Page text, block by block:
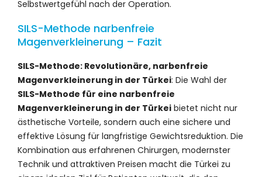
Selbstwertgefühl nach der Operation.
SILS-Methode narbenfreie
Magenverkleinerung – Fazit
SILS-Methode: Revolutionäre, narbenfreie
Magenverkleinerung in der Türkei: Die Wahl der
SILS-Methode für eine narbenfreie
Magenverkleinerung in der Türkei bietet nicht nur
ästhetische Vorteile, sondern auch eine sichere und
effektive Lösung für langfristige Gewichtsreduktion. Die
Kombination aus erfahrenen Chirurgen, modernster
Technik und attraktiven Preisen macht die Türkei zu